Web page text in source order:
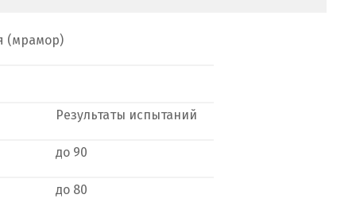
(мрамор)
Результаты испытаний
до 90
до 80